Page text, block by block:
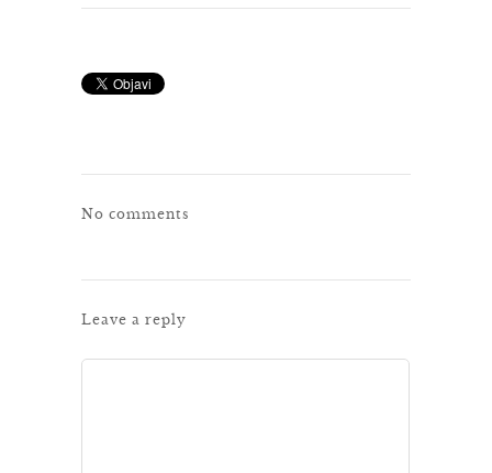
No comments
Leave a reply